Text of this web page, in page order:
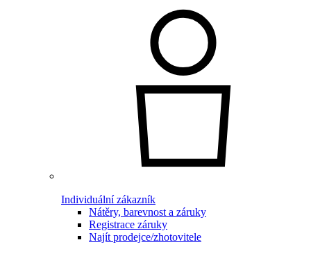
Individuální zákazník
Nátěry, barevnost a záruky
Registrace záruky
Najít prodejce/zhotovitele